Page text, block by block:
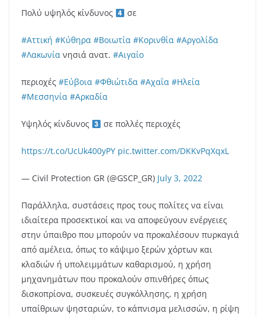
Πολύ υψηλός κίνδυνος σε
#Αττική #Κύθηρα #Βοιωτία #Κορινθία #Αργολίδα
#Λακωνία νησιά ανατ. #Αιγαίο
περιοχές #Εύβοια #Φθιώτιδα #Αχαΐα #Ηλεία
#Μεσσηνία #Αρκαδία
Υψηλός κίνδυνος σε πολλές περιοχές
https://t.co/UcUk400yPY pic.twitter.com/DKKvPqXqxL
— Civil Protection GR (@GSCP_GR) July 3, 2022
Παράλληλα, συστάσεις προς τους πολίτες να είναι
ιδιαίτερα προσεκτικοί και να αποφεύγουν ενέργειες
στην ύπαιθρο που μπορούν να προκαλέσουν πυρκαγιά
από αμέλεια, όπως το κάψιμο ξερών χόρτων και
κλαδιών ή υπολειμμάτων καθαρισμού, η χρήση
μηχανημάτων που προκαλούν σπινθήρες όπως
δισκοπρίονα, συσκευές συγκόλλησης, η χρήση
υπαίθριων ψησταριών, το κάπνισμα μελισσών, η ρίψη